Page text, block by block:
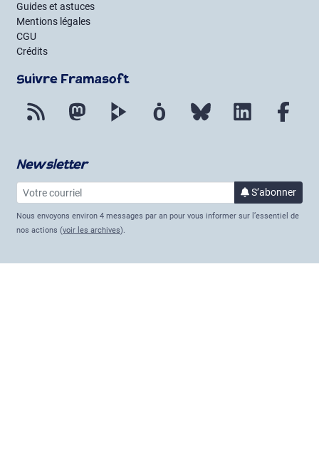
Guides et astuces
Mentions légales
CGU
Crédits
Suivre Framasoft
Flux RSS Mastodon PeerTube Mobilizon Bluesky LinkedIn
Newsletter
Votre courriel S’abonnerà la
Nous envoyons environ 4 messages par an pour vous informer sur l’essentiel de
nos actions (voir les archives).